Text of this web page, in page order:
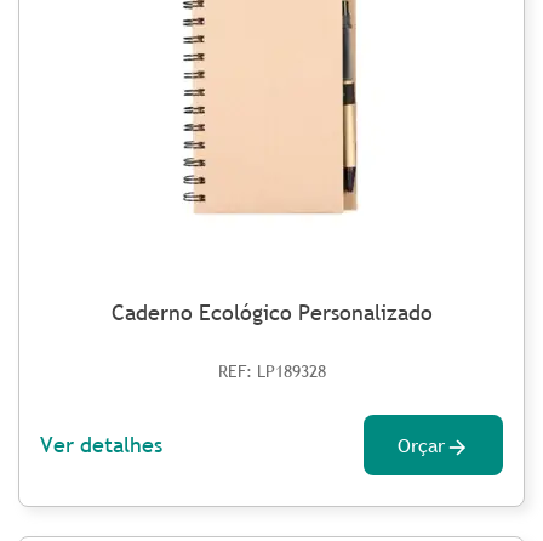
Caderno Ecológico Personalizado
REF: LP189328
Ver detalhes Orçar